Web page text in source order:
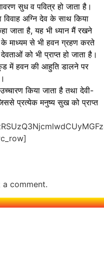
सुध व पवित्र हो जाता है।
विवाह अग्नि देव के साथ किया
जाता है, यह भी ध्यान मैं रखने
के माध्यम से भी हवन ग्रहण करते
को भी प्राप्त हो जाता है।
में हवन की आहुति डालने पर
किया जाता है तथा देवी-
प्रत्येक मनुष्य सुख को प्राप्त
comment.